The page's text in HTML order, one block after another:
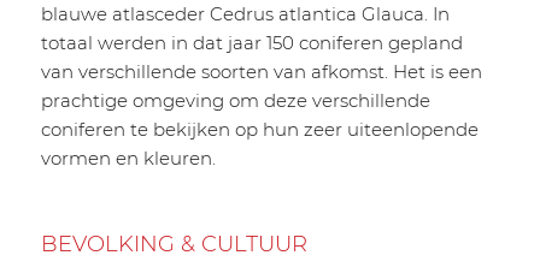
blauwe atlasceder Cedrus atlantica Glauca. In
totaal werden in dat jaar 150 coniferen gepland
van verschillende soorten van afkomst. Het is een
prachtige omgeving om deze verschillende
coniferen te bekijken op hun zeer uiteenlopende
vormen en kleuren.
BEVOLKING &CULTUUR